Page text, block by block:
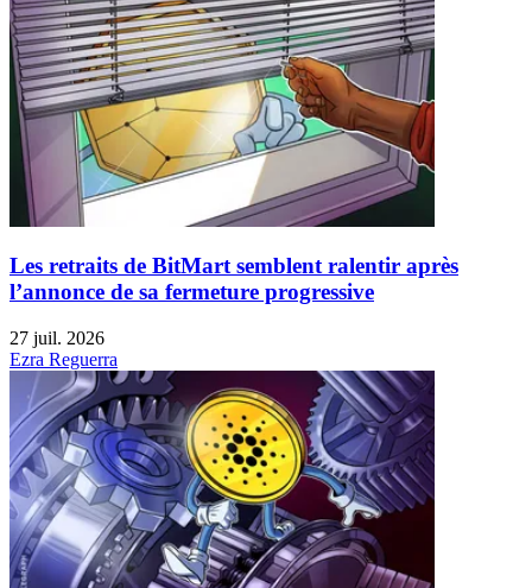
Les retraits de BitMart semblent ralentir après
l’annonce de sa fermeture progressive
27 juil. 2026
Ezra Reguerra